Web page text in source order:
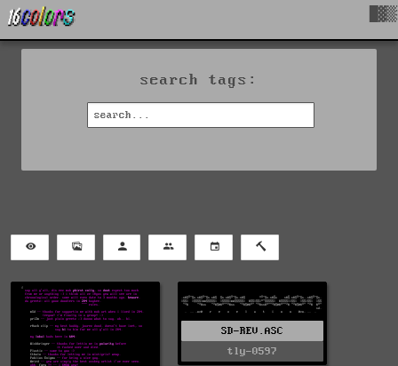
search tags:
SD-REV.ASC
tly-0597